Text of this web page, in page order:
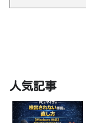
人気記事